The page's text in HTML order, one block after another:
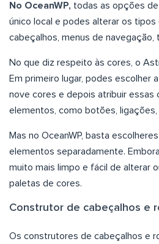
No OceanWP, todas as opções
único local e podes alterar os tipos
cabeçalhos, menus de navegação,
No que diz respeito às cores, o
Em primeiro lugar, podes escolher
nove cores e depois atribuir essas
elementos, como botões,
Mas no OceanWP, basta
elementos separadamente.
muito mais limpo e fácil de alterar
paletas de cores.
Construtor de cabeçalhos e
Os construtores de cabeçalhos e